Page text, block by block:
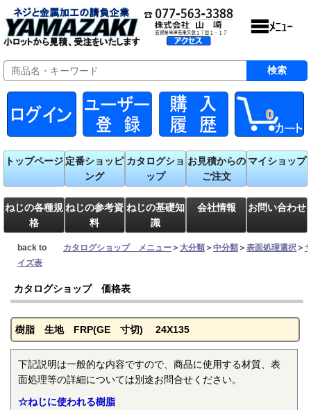
0
トップページ 定番ショッピ
ング
カタログショ
ップ
お見積からの
ご注文
マイショップ
ねじの各種規
格
ねじの参考資
料
ねじの基礎知
識
会社情報 お問い合わせ
back to カタログショップ メニュー ＞大分類 ＞中分類 ＞表面処理選択 ＞
イズ表
カタログショップ 価格表
樹脂 生地 FRP(GE 寸切) 24X135
下記説明は一般的な内容ですので、商品に使用する材質、表
面処理等の詳細については別途お問合せください。
☆ねじに使われる樹脂